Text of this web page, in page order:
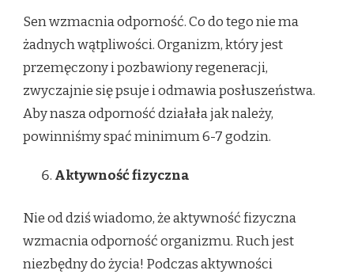
Sen wzmacnia odporność. Co do tego nie ma
żadnych wątpliwości. Organizm, który jest
przemęczony i pozbawiony regeneracji,
zwyczajnie się psuje i odmawia posłuszeństwa.
Aby nasza odporność działała jak należy,
powinniśmy spać minimum 6-7 godzin.
Aktywność fizyczna
Nie od dziś wiadomo, że aktywność fizyczna
wzmacnia odporność organizmu. Ruch jest
niezbędny do życia! Podczas aktywności